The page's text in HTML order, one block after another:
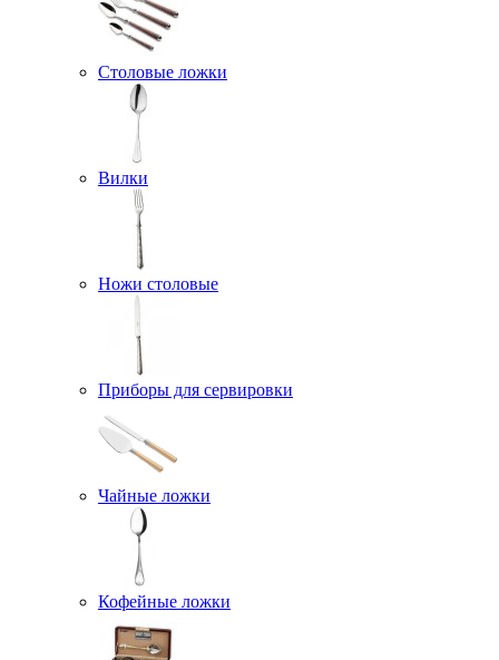
Столовые ложки
Вилки
Ножи столовые
Приборы для сервировки
Чайные ложки
Кофейные ложки